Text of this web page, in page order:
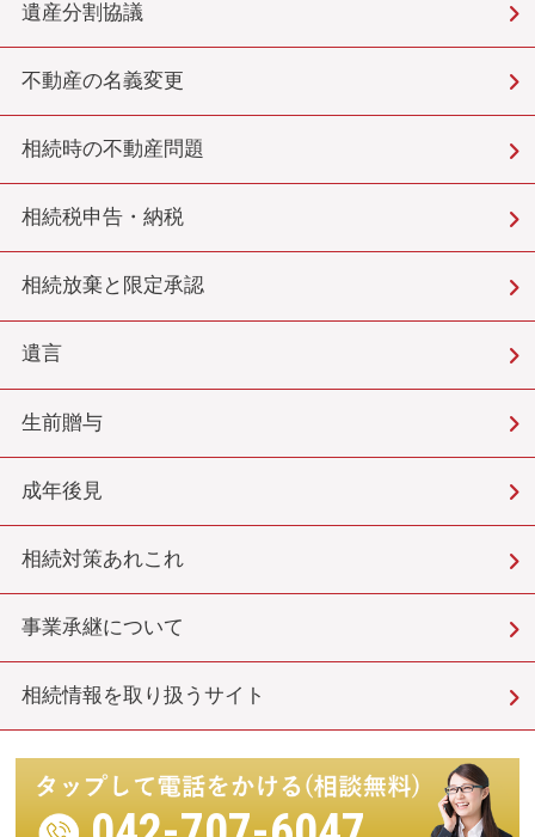
遺産分割協議
不動産の名義変更
相続時の不動産問題
相続税申告・納税
相続放棄と限定承認
遺言
生前贈与
成年後見
相続対策あれこれ
事業承継について
相続情報を取り扱うサイト